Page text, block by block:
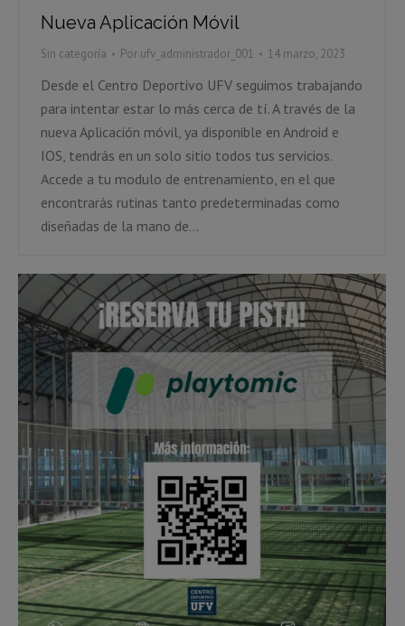
Nueva Aplicación Móvil
Sin categoría Por ufv_administrador_001 14 marzo, 2023
Desde el Centro Deportivo UFV seguimos trabajando
para intentar estar lo más cerca de tí. A través de la
nueva Aplicación móvil, ya disponible en Android e
IOS, tendrás en un solo sitio todos tus servicios.
Accede a tu modulo de entrenamiento, en el que
encontrarás rutinas tanto predeterminadas como
diseñadas de la mano de…